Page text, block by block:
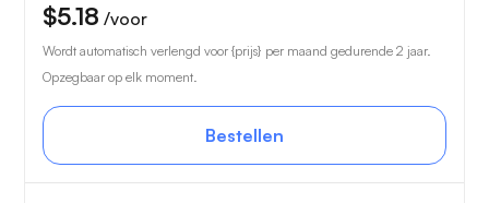
$5.18 /voor
Wordt automatisch verlengd voor {prijs} per maand gedurende 2 jaar.
Opzegbaar op elk moment.
Bestellen